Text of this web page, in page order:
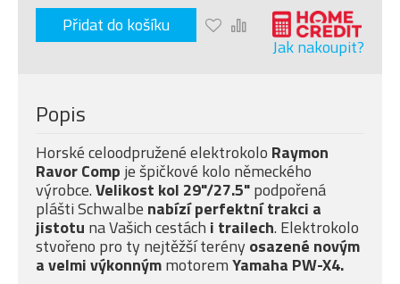
Přidat do košíku
Jak nakoupit?
Popis
Horské celoodpružené elektrokolo Raymon
Ravor Comp je špičkové kolo německého
výrobce.Velikost kol 29"/27.5"podpořená
plášti Schwalbe nabízíperfektní trakci a
jistotu na Vašich cestách i trailech. Elektrokolo
stvořeno pro ty nejtěžší terény osazené novým
a velmivýkonnýmmotoremYamaha PW-X4.